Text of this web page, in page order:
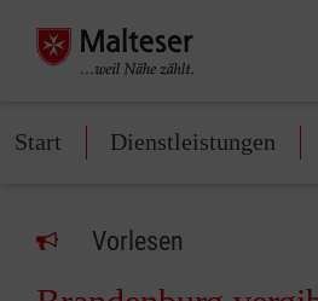
Start Dienstleistungen
Vorlesen